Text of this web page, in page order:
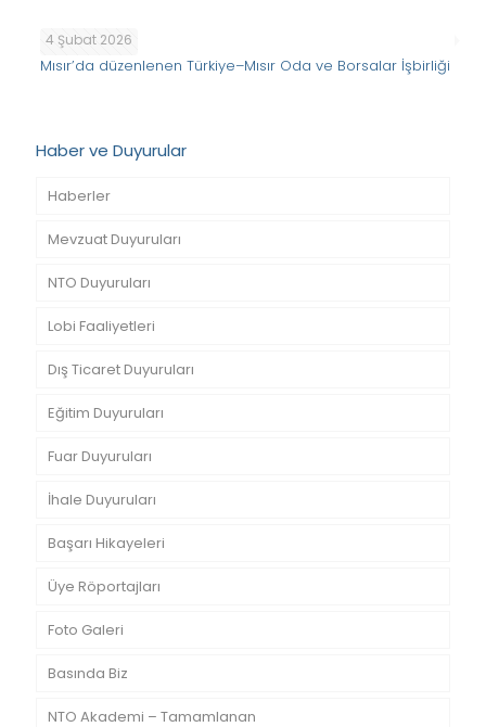
4 Şubat 2026
Mısır’da düzenlenen Türkiye–Mısır Oda ve Borsalar İşbirliği
Haber ve Duyurular
Haberler
Mevzuat Duyuruları
NTO Duyuruları
Lobi Faaliyetleri
Dış Ticaret Duyuruları
Eğitim Duyuruları
Fuar Duyuruları
İhale Duyuruları
Başarı Hikayeleri
Üye Röportajları
Foto Galeri
Basında Biz
NTO Akademi – Tamamlanan